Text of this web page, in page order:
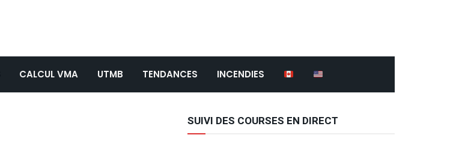
CALCUL VMA UTMB TENDANCES INCENDIES
SUIVI DES COURSES EN DIRECT